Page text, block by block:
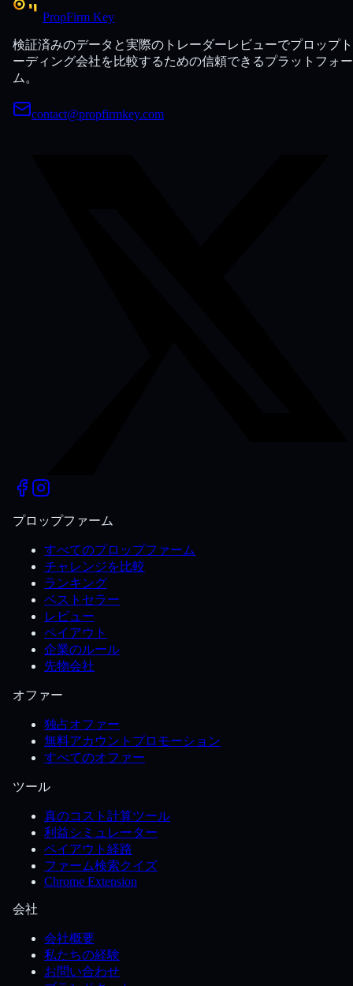
PropFirm Key
検証済みのデータと実際のトレーダーレビューでプロップ
ーディング会社を比較するための信頼できるプラットフォー
ム。
contact@propfirmkey.com
プロップファーム
すべてのプロップファーム
チャレンジを比較
ランキング
ベストセラー
レビュー
ペイアウト
企業のルール
先物会社
オファー
独占オファー
無料アカウントプロモーション
すべてのオファー
ツール
真のコスト計算ツール
利益シミュレーター
ペイアウト経路
ファーム検索クイズ
Chrome Extension
会社
会社概要
私たちの経験
お問い合わせ